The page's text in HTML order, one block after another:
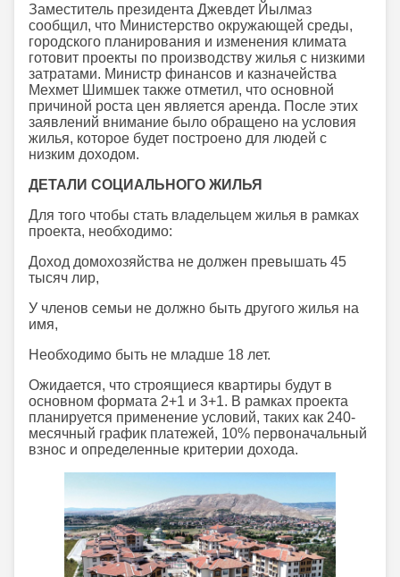
Заместитель президента Джевдет Йылмаз
сообщил, что Министерство окружающей среды,
городского планирования и изменения климата
готовит проекты по производству жилья с низкими
затратами. Министр финансов и казначейства
Мехмет Шимшек также отметил, что основной
причиной роста цен является аренда. После этих
заявлений внимание было обращено на условия
жилья, которое будет построено для людей с
низким доходом.
ДЕТАЛИ СОЦИАЛЬНОГО ЖИЛЬЯ
Для того чтобы стать владельцем жилья в рамках
проекта, необходимо:
Доход домохозяйства не должен превышать 45
тысяч лир,
У членов семьи не должно быть другого жилья на
имя,
Необходимо быть не младше 18 лет.
Ожидается, что строящиеся квартиры будут в
основном формата 2+1 и 3+1. В рамках проекта
планируется применение условий, таких как 240-
месячный график платежей, 10% первоначальный
взнос и определенные критерии дохода.